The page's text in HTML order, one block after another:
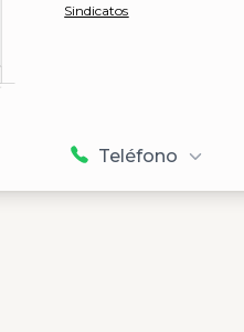
Sindicatos
Teléfono